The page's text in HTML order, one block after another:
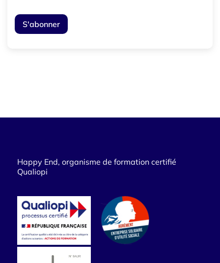
Happy End, organisme de formation certifié
Qualiopi